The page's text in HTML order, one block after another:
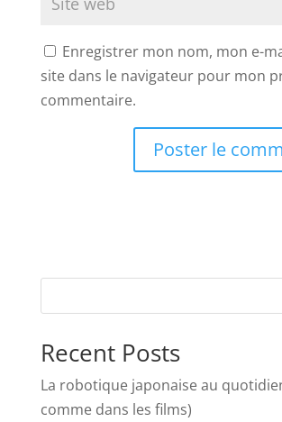
Enregistrer mon nom, mon e-
site dans le navigateur pour mon
commentaire.
Recent Posts
La robotique japonaise au
comme dans les films)